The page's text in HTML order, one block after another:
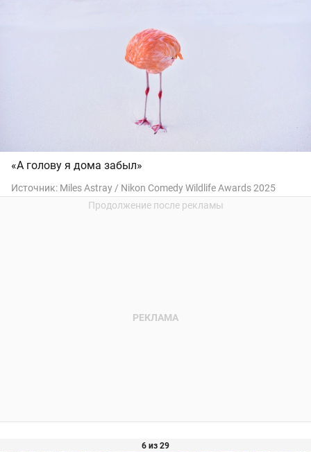
«А голову я дома забыл»
Источник: Miles Astray / Nikon Comedy Wildlife Awards 2025
6 из 29